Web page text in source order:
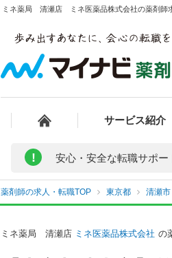
ミネ薬局 清瀬店 ミネ医薬品株式会社の薬剤師
サービス紹介
! 安心・安全な転職サポー
薬剤師の求人・転職TOP 東京都 清瀬市
ミネ薬局 清瀬店 ミネ医薬品株式会社 の